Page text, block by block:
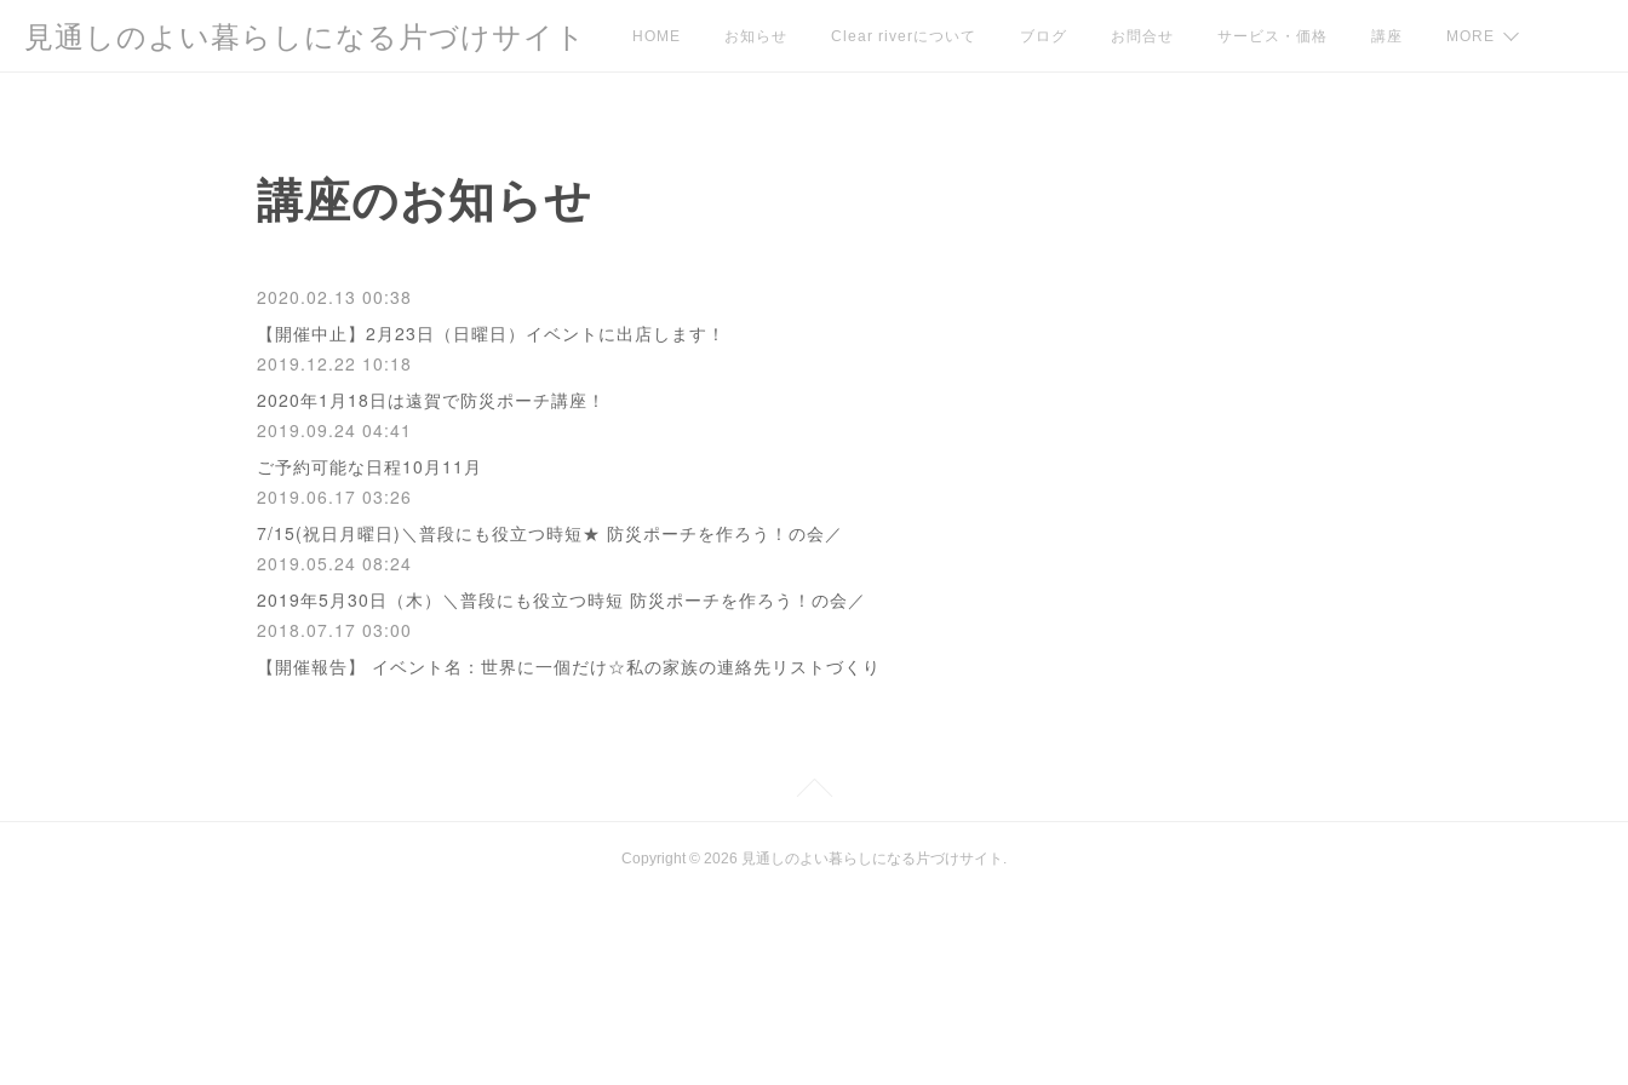
見通しのよい暮らしになる片づけサイト HOME お知らせ Clear riverについて ブログ お問合せ サービス・価格 講座 MORE
講座のお知らせ
2020.02.13 00:38
【開催中止】2月23日（日曜日）イベントに出店します！
2019.12.22 10:18
2020年1月18日は遠賀で防災ポーチ講座！
2019.09.24 04:41
ご予約可能な日程10月11月
2019.06.17 03:26
7/15(祝日月曜日)＼普段にも役立つ時短★ 防災ポーチを作ろう！の会／
2019.05.24 08:24
2019年5月30日（木）＼普段にも役立つ時短 防災ポーチを作ろう！の会／
2018.07.17 03:00
【開催報告】 イベント名：世界に一個だけ☆私の家族の連絡先リストづくり
Copyright © 2026 見通しのよい暮らしになる片づけサイト .